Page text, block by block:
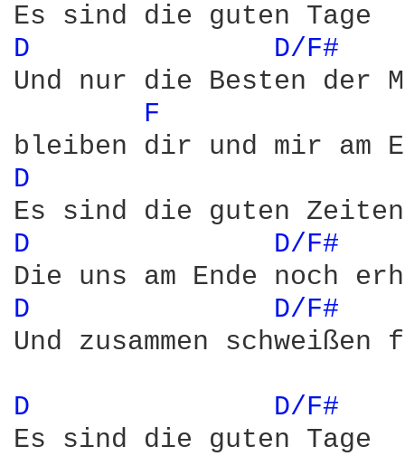
D
D/F#
Und nur die Besten der
F
D
D
D/F#
D
D/F#
Und zusammen
D
D/F#